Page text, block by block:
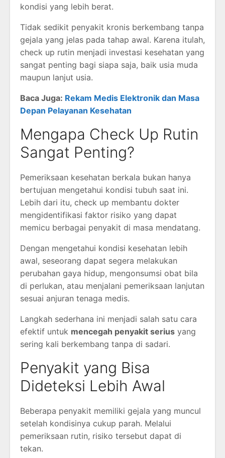
kondisi yang lebih berat.
Tidak sedikit penyakit kronis berkembang tanpa
gejala yang jelas pada tahap awal. Karena itulah,
check up rutin menjadi investasi kesehatan yang
sangat penting bagi siapa saja, baik usia muda
maupun lanjut usia.
Baca Juga: Rekam Medis Elektronik dan Masa
Depan Pelayanan Kesehatan
Mengapa Check Up Rutin
Sangat Penting?
Pemeriksaan kesehatan berkala bukan hanya
bertujuan mengetahui kondisi tubuh saat ini.
Lebih dari itu, check up membantu dokter
mengidentifikasi faktor risiko yang dapat
memicu berbagai penyakit di masa mendatang.
Dengan mengetahui kondisi kesehatan lebih
awal, seseorang dapat segera melakukan
perubahan gaya hidup, mengonsumsi obat bila
di perlukan, atau menjalani pemeriksaan lanjutan
sesuai anjuran tenaga medis.
Langkah sederhana ini menjadi salah satu cara
efektif untuk mencegah penyakit serius yang
sering kali berkembang tanpa di sadari.
Penyakit yang Bisa
Dideteksi Lebih Awal
Beberapa penyakit memiliki gejala yang muncul
setelah kondisinya cukup parah. Melalui
pemeriksaan rutin, risiko tersebut dapat di
tekan.